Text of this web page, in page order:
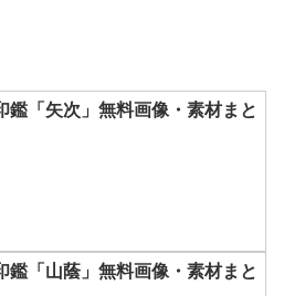
鑑「矢次」無料画像・素材まと
鑑「山蔭」無料画像・素材まと